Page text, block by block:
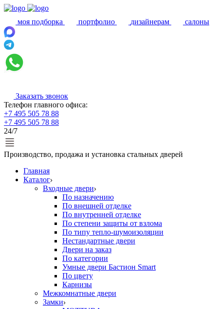
моя подборка портфолио дизайнерам салоны
Заказать звонок
Телефон главного офиса:
+7 495 505 78 88
+7 495 505 78 88
24/7
Производство, продажа и установка стальных дверей
Главная
Каталог
Входные двери
По назначению
По внешней отделке
По внутренней отделке
По степени защиты от взлома
По типу тепло-шумоизоляции
Нестандартные двери
Двери на заказ
По категории
Умные двери Бастион Smart
По цвету
Карнизы
Межкомнатные двери
Замки